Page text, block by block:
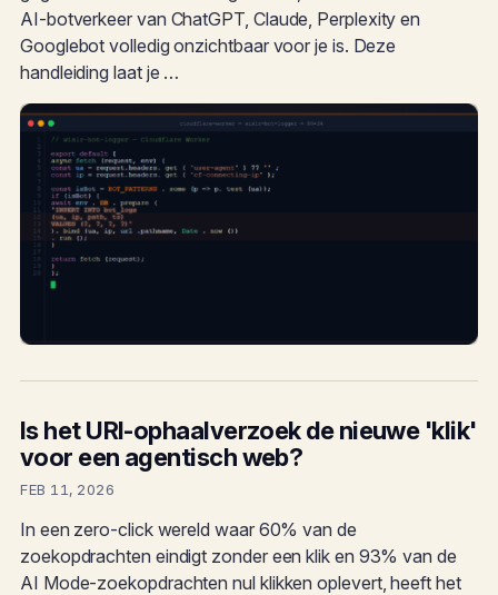
AI-botverkeer van ChatGPT, Claude, Perplexity en
Googlebot volledig onzichtbaar voor je is. Deze
handleiding laat je …
Is het URI-ophaalverzoek de nieuwe 'klik'
voor een agentisch web?
FEB 11, 2026
In een zero-click wereld waar 60% van de
zoekopdrachten eindigt zonder een klik en 93% van de
AI Mode-zoekopdrachten nul klikken oplevert, heeft het